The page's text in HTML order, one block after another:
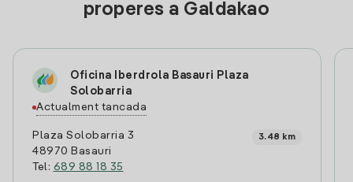
properes a Galdakao
Oficina Iberdrola Basauri Plaza
Solobarria
Actualment tancada
Plaza Solobarria 3
48970 Basauri
Tel: 689 88 18 35
3.48 km